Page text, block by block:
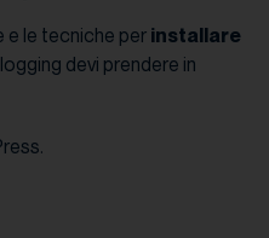
e le tecniche per installare
devi prendere in